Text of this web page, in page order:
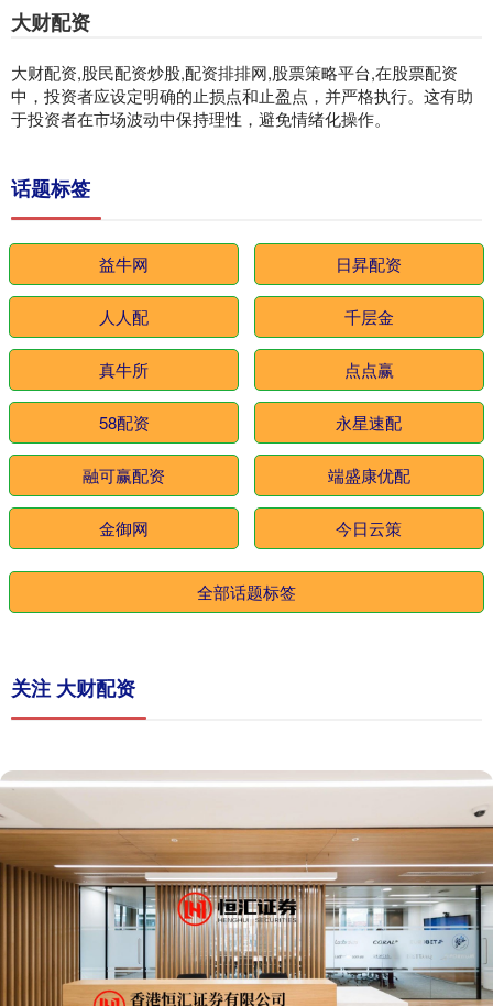
大财配资
大财配资,股民配资炒股,配资排排网,股票策略平台,在股票配资
中，投资者应设定明确的止损点和止盈点，并严格执行。这有助
于投资者在市场波动中保持理性，避免情绪化操作。
话题标签
益牛网 日昇配资
人人配 千层金
真牛所 点点赢
58配资 永星速配
融可赢配资 端盛康优配
金御网 今日云策
全部话题标签
关注 大财配资